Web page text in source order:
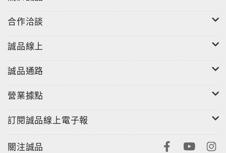
合作洽談
誠品線上
誠品通路
營業據點
訂閱誠品線上電子報
關注誠品